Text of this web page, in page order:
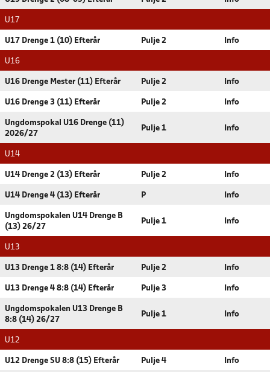
U17
U17 Drenge 1 (10) Efterår Pulje 2 Info
U16
U16 Drenge Mester (11) Efterår Pulje 2 Info
U16 Drenge 3 (11) Efterår Pulje 2 Info
Ungdomspokal U16 Drenge (11)
2026/27
Pulje 1 Info
U14
U14 Drenge 2 (13) Efterår Pulje 2 Info
U14 Drenge 4 (13) Efterår P Info
Ungdomspokalen U14 Drenge B
(13) 26/27
Pulje 1 Info
U13
U13 Drenge 1 8:8 (14) Efterår Pulje 2 Info
U13 Drenge 4 8:8 (14) Efterår Pulje 3 Info
Ungdomspokalen U13 Drenge B
8:8 (14) 26/27
Pulje 1 Info
U12
U12 Drenge SU 8:8 (15) Efterår Pulje 4 Info